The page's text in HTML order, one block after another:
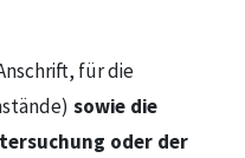
für die
sowie die
oder der